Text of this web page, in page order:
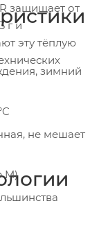
защищает от
г и
эту тёплую
зимний
не мешает
M)